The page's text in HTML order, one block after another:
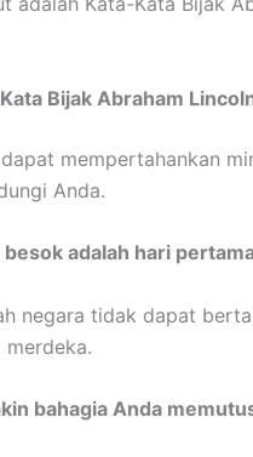
Bijak Abraham
mempertahankan
Anda.
besok adalah hari
negara tidak dapat
merdeka.
bahagia Anda